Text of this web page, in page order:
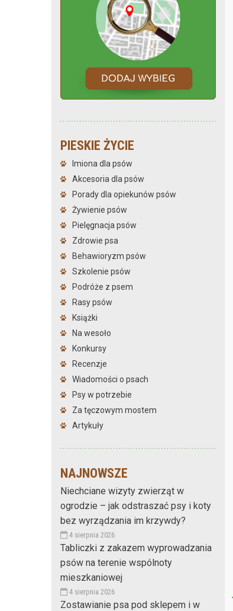
PIESKIE ŻYCIE
Imiona dla psów
Akcesoria dla psów
Porady dla opiekunów psów
Żywienie psów
Pielęgnacja psów
Zdrowie psa
Behawioryzm psów
Szkolenie psów
Podróże z psem
Rasy psów
Książki
Na wesoło
Konkursy
Recenzje
Wiadomości o psach
Psy w potrzebie
Za tęczowym mostem
Artykuły
NAJNOWSZE
Niechciane wizyty zwierząt w
ogrodzie – jak odstraszać psy i koty
bez wyrządzania im krzywdy?
4 sierpnia 2026
Tabliczki z zakazem wyprowadzania
psów na terenie wspólnoty
mieszkaniowej
4 sierpnia 2026
Zostawianie psa pod sklepem i w